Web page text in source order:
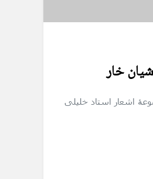
خار
اشعار استاد خلیلی